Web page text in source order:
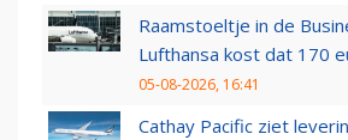
Raamstoeltje in de
Lufthansa kost dat 170
05-08-2026, 16:41
Cathay Pacific ziet